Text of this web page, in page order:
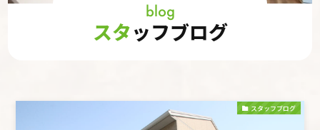
blog
スタッフブログ
スタッフブログ